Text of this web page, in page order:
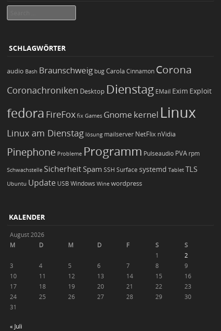
SCHLAGWÖRTER
audio Bash Braunschweig bugCarola Cinnamon Corona
Coronachroniken Desktop Dienstag EMail Exim Exploit
fedora FireFox fix Games Gnome kernel Linux
Linux am Dienstag lösung mailserver NetFlix nVidia
Pinephone Probleme Programm Pulseaudio PVA rpm
Schwachstelle Sicherheit Spam SSH Surface systemd Tablet TLS
Ubuntu Update USB Windows Wine wordpress
KALENDER
August 2026
M
D M D F S
S
1
2
3
4 5 6 7 8
9
10
11 12 13 14 15
16
17
18 19 20 21 22
23
24
25 26 27 28 29
30
31
« Juli